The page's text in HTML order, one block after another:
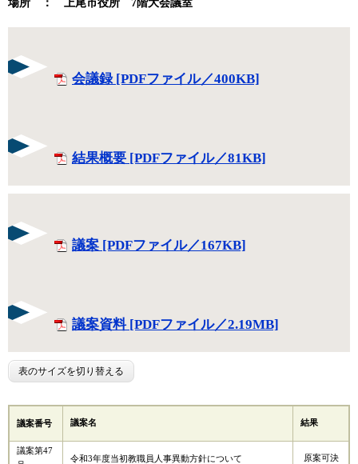
会議録 [PDFファイル／400KB]
結果概要 [PDFファイル／81KB]
議案 [PDFファイル／167KB]
議案資料 [PDFファイル／2.19MB]
表のサイズを切り替える
議案番号 議案名 結果
議案第47
令和3年度当初教職員人事異動方針について 原案可決